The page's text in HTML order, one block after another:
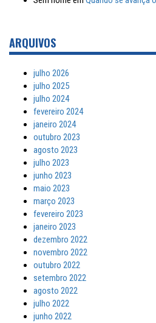
ARQUIVOS
julho 2026
julho 2025
julho 2024
fevereiro 2024
janeiro 2024
outubro 2023
agosto 2023
julho 2023
junho 2023
maio 2023
março 2023
fevereiro 2023
janeiro 2023
dezembro 2022
novembro 2022
outubro 2022
setembro 2022
agosto 2022
julho 2022
junho 2022